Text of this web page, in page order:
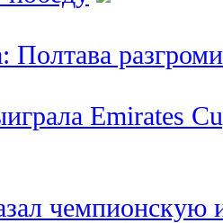
Полтава
Emirates
чемпионскую